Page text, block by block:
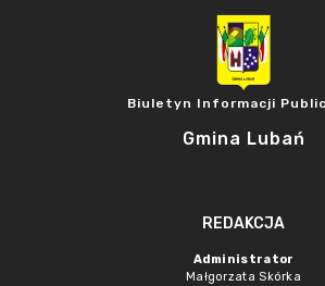
Biuletyn Informacji
Gmina Lubań
REDAKCJA
Administrator
Małgorzata Skórka